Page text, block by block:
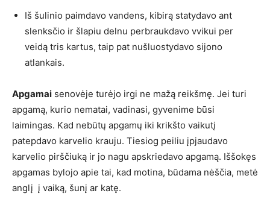
Iš šulinio paimdavo vandens, kibirą statydavo ant
slenksčio ir šlapiu delnu perbraukdavo vvikui per
veidą tris kartus, taip pat nušluostydavo sijono
atlankais.
Apgamai senovėje turėjo irgi ne mažą reikšmę. Jei turi
apgamą, kurio nematai, vadinasi, gyvenime būsi
laimingas. Kad nebūtų apgamų iki krikšto vaikutį
patepdavo karvelio krauju. Tiesiog peiliu įpjaudavo
karvelio pirščiuką ir jo nagu apskriedavo apgamą. Iššokęs
apgamas bylojo apie tai, kad motina, būdama nėščia, metė
anglį į vaiką, šunį ar katę.